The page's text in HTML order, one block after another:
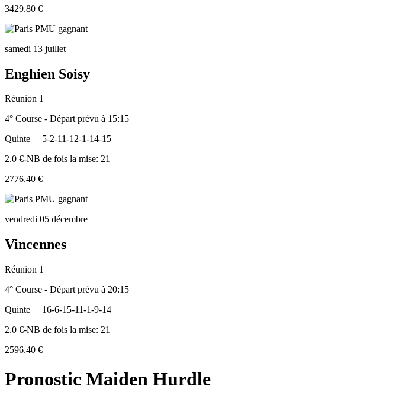
3429.80 €
samedi 13 juillet
Enghien Soisy
Réunion 1
4° Course - Départ prévu à 15:15
Quinte
5-2-11-12-1-14-15
2.0 €-NB de fois la mise: 21
2776.40 €
vendredi 05 décembre
Vincennes
Réunion 1
4° Course - Départ prévu à 20:15
Quinte
16-6-15-11-1-9-14
2.0 €-NB de fois la mise: 21
2596.40 €
Pronostic Maiden Hurdle